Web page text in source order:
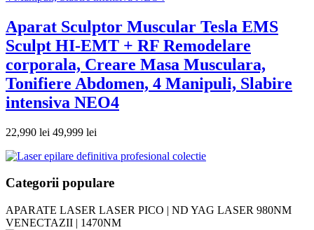
Aparat Sculptor Muscular Tesla EMS
Sculpt HI-EMT + RF Remodelare
corporala, Creare Masa Musculara,
Tonifiere Abdomen, 4 Manipuli, Slabire
intensiva NEO4
22,990 lei 49,999 lei
Categorii populare
APARATE LASER LASER PICO | ND YAG LASER 980NM
VENECTAZII | 1470NM